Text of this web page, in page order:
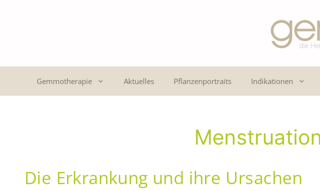
Gemmotherapie Aktuelles Pflanzenportraits Indikationen
Die Erkrankung und ihre Ursachen